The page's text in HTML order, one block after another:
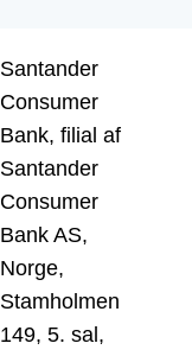
Santander
Consumer
Bank, filial af
Santander
Consumer
Bank AS,
Norge,
Stamholmen
149, 5. sal,